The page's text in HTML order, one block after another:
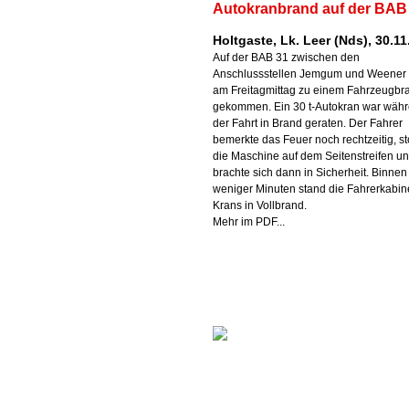
Autokranbrand auf der BAB
Holtgaste, Lk. Leer (Nds),
Auf der BAB 31 zwischen den
Anschlussstellen Jemgum und Weener
am Freitagmittag zu einem
gekommen. Ein 30 t-Autokran war
der Fahrt in Brand geraten. Der Fahrer
bemerkte das Feuer noch rechtzeitig,
die Maschine auf dem Seitenstreifen
brachte sich dann in Sicherheit. Binnen
weniger Minuten stand die
Krans in Vollbrand.
Mehr im PDF...